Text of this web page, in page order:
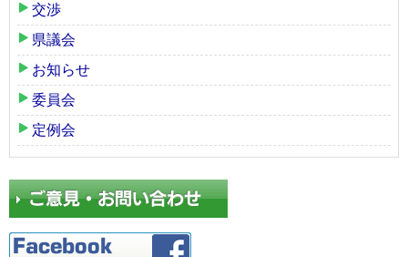
交渉
県議会
お知らせ
委員会
定例会